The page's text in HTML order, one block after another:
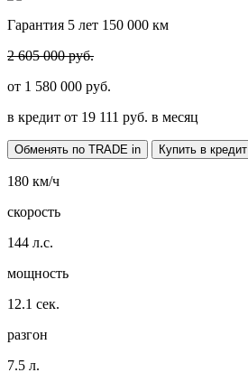
Гарантия 5 лет 150 000 км
2 605 000 руб.
от 1 580 000 руб.
в кредит от 19 111 руб. в месяц
Обменять по TRADE in Купить в кредит
180 км/ч
скорость
144 л.с.
мощность
12.1 сек.
разгон
7.5 л.